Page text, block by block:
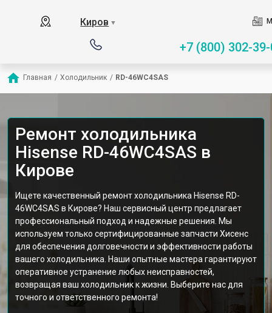
Киров ▼
+7 (800) 302-
Главная / Холодильник / RD-46WC4SAS
Ремонт холодильника
Hisense RD-46WC4SAS в
Кирове
Ищете качественный ремонт холодильника Hisense RD-
46WC4SAS в Кирове? Наш сервисный центр предлагает
профессиональный подход и надежные решения. Мы
используем только сертифицированные запчасти Хисенс
для обеспечения долговечности и эффективности работы
вашего холодильника. Наши опытные мастера гарантируют
оперативное устранение любых неисправностей,
возвращая ваш холодильник к жизни. Выберите нас для
точного и ответственного ремонта!